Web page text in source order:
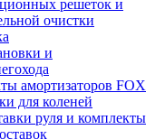
решеток и
очистки
и
амортизаторов FOX
для коленей
руля и комплекты